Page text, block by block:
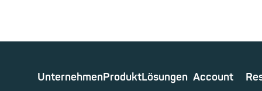
UnternehmenProduktLösungen Account